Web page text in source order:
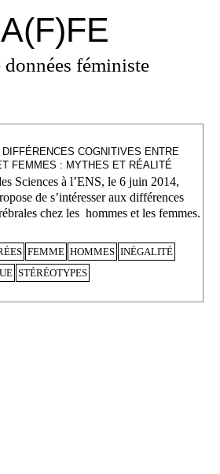
données féministe
COGNITIVES ENTRE
FEMMES : MYTHES ET RÉALITÉ
Sciences à l’ENS, le 6 juin 2014,
de s’intéresser aux différences
chez les hommes et les femmes.
FEMME HOMMES INÉGALITÉ
STÉRÉOTYPES